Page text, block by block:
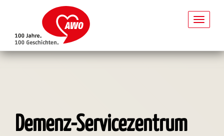
Demenz-Servicezentrum